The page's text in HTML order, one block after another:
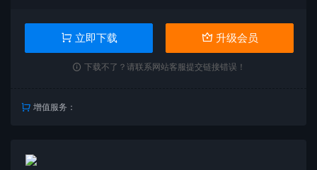
立即下载 升级会员
下载不了？请联系网站客服提交链接错误！
增值服务：